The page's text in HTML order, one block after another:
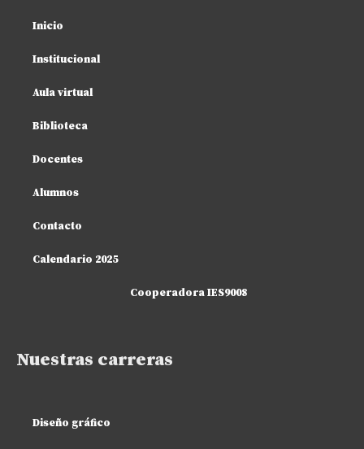
Inicio
Institucional
Aula virtual
Biblioteca
Docentes
Alumnos
Contacto
Calendario 2025
Cooperadora IES9008
Nuestras carreras
Diseño gráfico